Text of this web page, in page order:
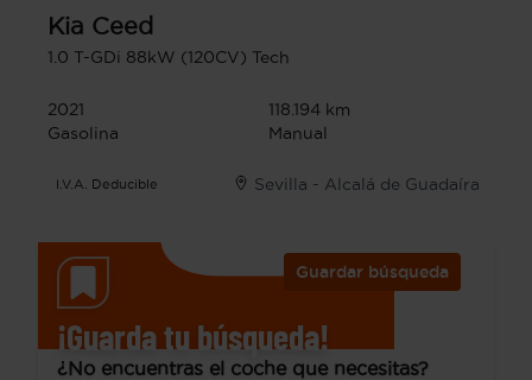
Kia Ceed
1.0 T-GDi 88kW (120CV) Tech
2021
118.194 km
Gasolina
Manual
I.V.A. Deducible Sevilla - Alcalá de Guadaíra
Guardar búsqueda
¡Guarda tu búsqueda!
¿No encuentras el coche que necesitas?